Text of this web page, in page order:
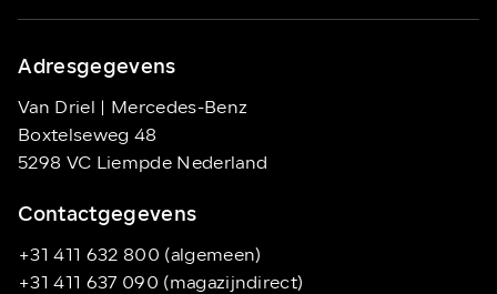
Adresgegevens
Van Driel | Mercedes-Benz
Boxtelseweg 48
5298 VC Liempde Nederland
Contactgegevens
+31 411 632 800 (algemeen)
+31 411 637 090 (magazijndirect)